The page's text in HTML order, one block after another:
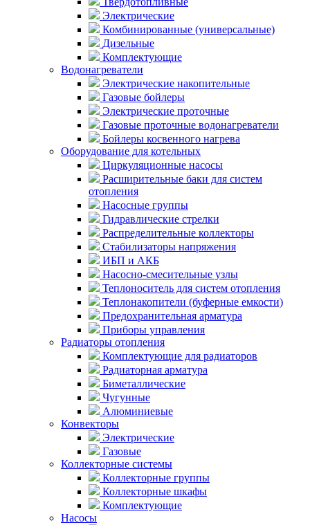
Электрические
Комбинированные (универсальные)
Дизельные
Комплектующие
Водонагреватели
Электрические накопительные
Газовые бойлеры
Электрические проточные
Газовые проточные водонагреватели
Бойлеры косвенного нагрева
Оборудование для котельных
Циркуляционные насосы
Расширительные баки для систем
отопления
Насосные группы
Гидравлические стрелки
Распределительные коллекторы
Стабилизаторы напряжения
ИБП и АКБ
Насосно-смесительные узлы
Теплоноситель для систем отопления
Теплонакопители (буферные емкости)
Предохранительная арматура
Приборы управления
Радиаторы отопления
Комплектующие для радиаторов
Радиаторная арматура
Биметаллические
Чугунные
Алюминиевые
Конвекторы
Электрические
Газовые
Коллекторные системы
Коллекторные группы
Коллекторные шкафы
Комплектующие
Насосы